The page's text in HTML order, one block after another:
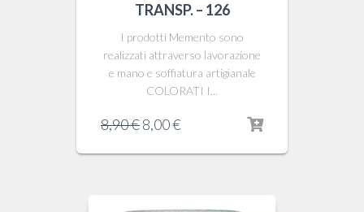
TRANSP. – 126
I prodotti Memento sono
realizzati attraverso lavorazione
e mano e soffiatura artigianale
COLORATI I...
8,90€Il
originale
8,00€Il
attuale